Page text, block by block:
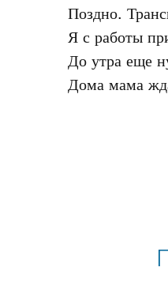
Поздно.
Я с работы
До утра еще